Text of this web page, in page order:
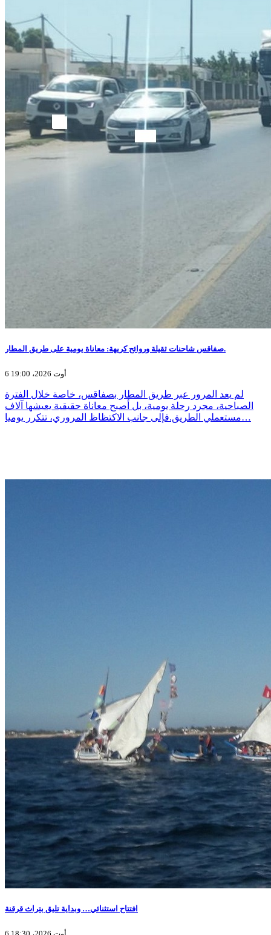
صفاقس شاحنات ثقيلة وروائح كريهة: معاناة يومية على طريق المطار.
6 أوت 2026، 19:00
لم يعد المرور عبر طريق المطار بصفاقس، خاصة خلال الفترة
الصباحية، مجرد رحلة يومية، بل أصبح معاناة حقيقية يعيشها آلاف
مستعملي الطريق.فإلى جانب الاكتظاظ المروري، تتكرر يوميا…
افتتاح استثنائي… وبداية تليق بتراث قرقنة